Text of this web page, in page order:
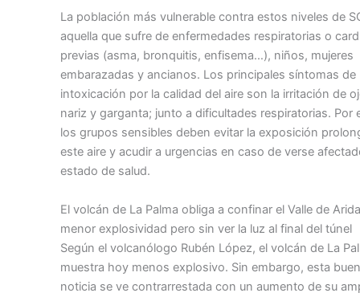
La población más vulnerable contra estos niveles de
aquella que sufre de enfermedades respiratorias o
previas (asma, bronquitis, enfisema…), niños, mujeres
embarazadas y ancianos. Los principales síntomas de
intoxicación por la calidad del aire son la irritación de
nariz y garganta; junto a dificultades respiratorias. Por
los grupos sensibles deben evitar la exposición
este aire y acudir a urgencias en caso de verse
estado de salud.
El volcán de La Palma obliga a confinar el Valle de
menor explosividad pero sin ver la luz al final del túnel
Según el volcanólogo Rubén López, el volcán de La
muestra hoy menos explosivo. Sin embargo, esta
noticia se ve contrarrestada con un aumento de su